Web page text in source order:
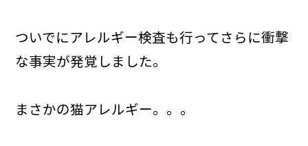
ついでにアレルギー検査も行ってさらに衝撃
な事実が発覚しました。
まさかの猫アレルギー。。。